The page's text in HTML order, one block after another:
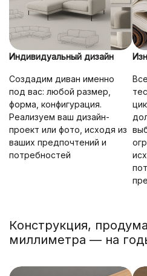
Индивидуальный дизайн
Создадим диван именно
под вас: любой размер,
форма, конфигурация.
Реализуем ваш дизайн-
проект или фото, исходя из
ваших предпочтений и
потребностей
Конструкция,
миллиметра — на